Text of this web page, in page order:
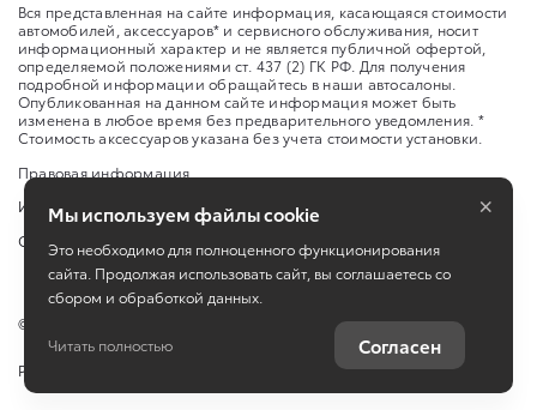
Вся представленная на сайте информация, касающаяся стоимости
автомобилей, аксессуаров* и сервисного обслуживания, носит
информационный характер и не является публичной офертой,
определяемой положениями ст. 437 (2) ГК РФ. Для получения
подробной информации обращайтесь в наши автосалоны.
Опубликованная на данном сайте информация может быть
изменена в любое время без предварительного уведомления. *
Стоимость аксессуаров указана без учета стоимости установки.
Правовая информация
Изменить настройку cookies
Сбросить cookie
©
Работает на технологиях
Мы используем файлы cookie
Это необходимо для полноценного функционирования
сайта. Продолжая использовать сайт, вы соглашаетесь со
сбором и обработкой данных.
Читать полностью Согласен
×